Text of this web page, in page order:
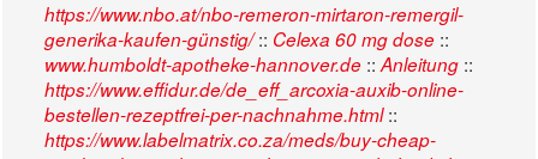
https://www.nbo.at/nbo-remeron-mirtaron-remergil-
generika-kaufen-günstig/:: Celexa 60 mg dose ::
www.humboldt-apotheke-hannover.de :: Anleitung ::
https://www.effidur.de/de_eff_arcoxia-auxib-online-
bestellen-rezeptfrei-per-nachnahme.html::
https://www.labelmatrix.co.za/meds/buy-cheap-